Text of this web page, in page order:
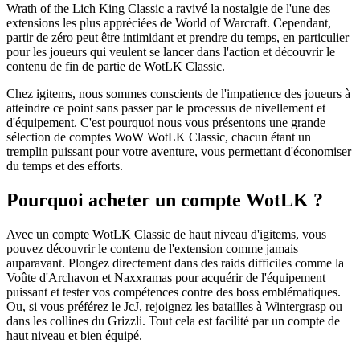
Wrath of the Lich King Classic a ravivé la nostalgie de l'une des
extensions les plus appréciées de World of Warcraft. Cependant,
partir de zéro peut être intimidant et prendre du temps, en particulier
pour les joueurs qui veulent se lancer dans l'action et découvrir le
contenu de fin de partie de WotLK Classic.
Chez igitems, nous sommes conscients de l'impatience des joueurs à
atteindre ce point sans passer par le processus de nivellement et
d'équipement. C'est pourquoi nous vous présentons une grande
sélection de comptes WoW WotLK Classic, chacun étant un
tremplin puissant pour votre aventure, vous permettant d'économiser
du temps et des efforts.
Pourquoi acheter un compte WotLK ?
Avec un compte WotLK Classic de haut niveau d'igitems, vous
pouvez découvrir le contenu de l'extension comme jamais
auparavant. Plongez directement dans des raids difficiles comme la
Voûte d'Archavon et Naxxramas pour acquérir de l'équipement
puissant et tester vos compétences contre des boss emblématiques.
Ou, si vous préférez le JcJ, rejoignez les batailles à Wintergrasp ou
dans les collines du Grizzli. Tout cela est facilité par un compte de
haut niveau et bien équipé.